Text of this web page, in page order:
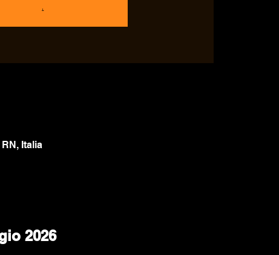
.
Italia
2026